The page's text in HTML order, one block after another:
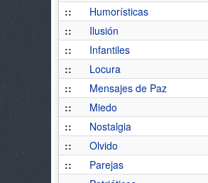
::
Humorísticas
::
Ilusión
::
Infantiles
::
Locura
::
Mensajes de Paz
::
Miedo
::
Nostalgia
::
Olvido
::
Parejas